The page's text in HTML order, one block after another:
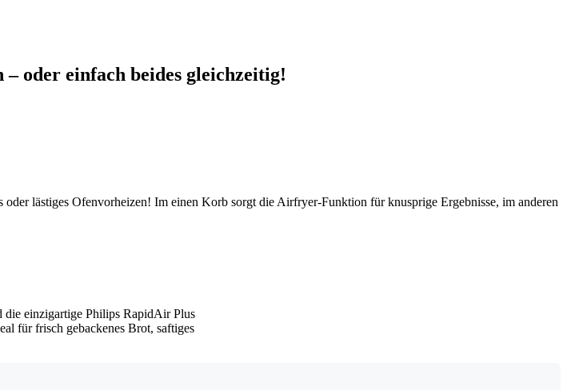
oder einfach beides gleichzeitig!
lästiges Ofenvorheizen! Im einen Korb sorgt die Airfryer-Funktion für knusprige Ergebnisse, im anderen
die einzigartige Philips RapidAir Plus
für frisch gebackenes Brot, saftiges